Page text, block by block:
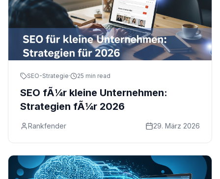
SEO-Strategie· 25 min read
SEO fÃ¼r kleine Unternehmen:
Strategien fÃ¼r 2026
Rankfender 29. März 2026